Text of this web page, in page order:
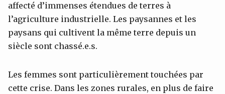
affecté d’immenses étendues de terres à
l’agriculture industrielle. Les paysannes et les
paysans qui cultivent la même terre depuis un
siècle sont chassé.e.s.
Les femmes sont particulièrement touchées par
cette crise. Dans les zones rurales, en plus de faire